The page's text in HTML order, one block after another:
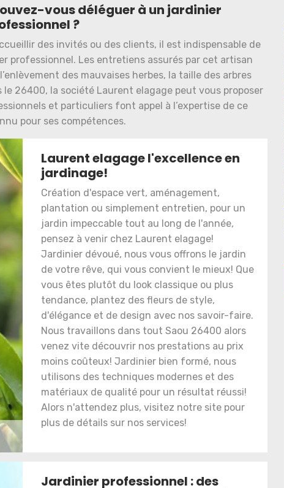
vous déléguer à un jardinier
?
des invités ou des clients, il est indispensable de
professionnel. Les entretiens assurés par cet artisan
des mauvaises herbes, la taille des arbres
26400, la société Laurent elagage peut vous proposer
et particuliers font appel à l’expertise de ce
pour ses compétences.
Laurent elagage l'excellence en
jardinage!
Création d'espace vert, aménagement,
plantation ou simplement entretien, pour un
jardin impeccable tout au long de l'année,
pensez à venir chez Laurent elagage!
Jardinier dévoué, nous vous offrons le jardin
de votre rêve, qui vous convient le mieux! Que
vous êtes plutôt du look classique ou plus
tendance, plantez des fleurs de style,
d'élégance et de design avec nos savoir-faire.
Nous travaillons dans tout Saou 26400 alors
venez vite découvrir nos prestations au prix
moins coûteux! Jardinier bien formé, nous
utilisons des techniques modernes et des
matériaux de qualité pour un résultat réussi!
Alors n'attendez plus, visitez notre site pour
plus de détails sur nos services!
Jardinier professionnel : des